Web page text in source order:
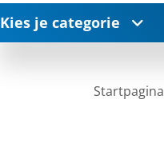
Kies je categorie
Startpagina